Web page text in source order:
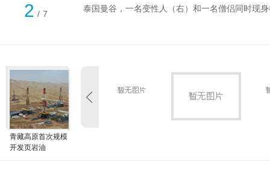
2 / 7
泰国曼谷，一名变性人（右）和一名僧侣同时现
青藏高原首次规模
开发页岩油